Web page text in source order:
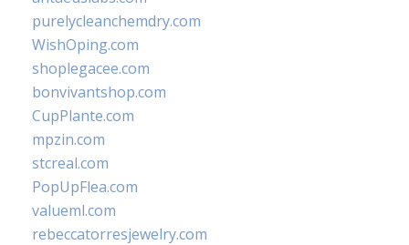
purelycleanchemdry.com
WishOping.com
shoplegacee.com
bonvivantshop.com
CupPlante.com
mpzin.com
stcreal.com
PopUpFlea.com
valueml.com
rebeccatorresjewelry.com